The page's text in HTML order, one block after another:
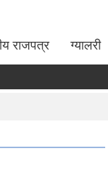
राजपत्र ग्यालरी